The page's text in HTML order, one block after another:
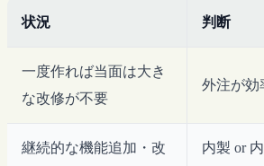
状況 判断
一度作れば当面は大き
な改修が不要
外注が効
継続的な機能追加・改
内製 or